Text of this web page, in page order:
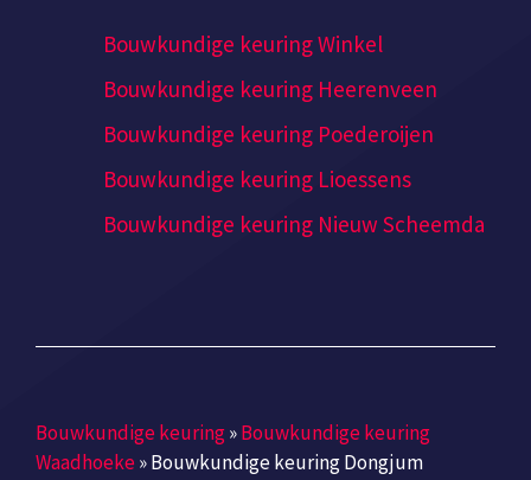
Bouwkundige keuring Winkel
Bouwkundige keuring Heerenveen
Bouwkundige keuring Poederoijen
Bouwkundige keuring Lioessens
Bouwkundige keuring Nieuw Scheemda
Bouwkundige keuring»Bouwkundige keuring
Waadhoeke»Bouwkundige keuring Dongjum